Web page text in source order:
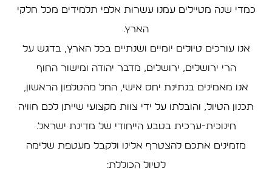
כמדי שנה מטיילים עמנו עשרות אלפי תלמידים מכל חלקי
הארץ.
אנו עורכים טיולים יומיים ושנתיים בכל הארץ, בדגש על
הרי ירושלים, ירושלים, מדבר יהודה ומישור החוף
אנו מאמינים בנתינת יחס אישי, החל מהטלפון הראשון,
תכנון הטיול, והובלתו על ידי צוות מקצועי שייתן לכם חוויה
חינוכית-ערכית בטבע הייחודי של מדינת ישראל.
מזמינים אתכם להצטרף אלינו ולקבל מעטפת שלימה
לטיול הכוללת: